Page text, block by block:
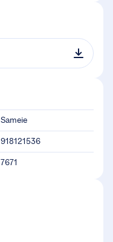
Sameie
918121536
7671